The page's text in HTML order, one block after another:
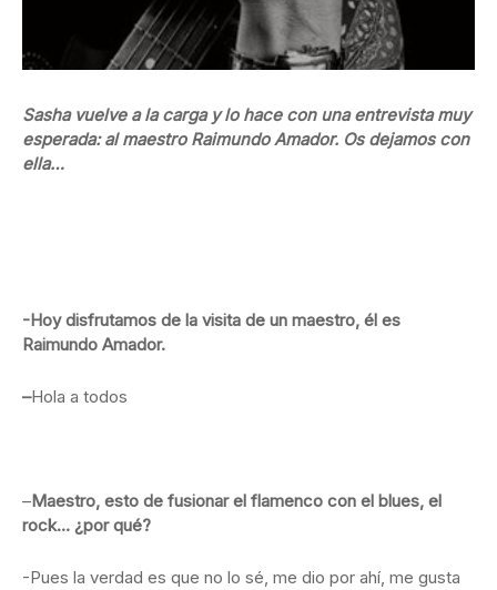
Sasha vuelve a la carga y lo hace con una entrevista muy
esperada: al maestro Raimundo Amador. Os dejamos con
ella…
-Hoy disfrutamos de la visita de un maestro, él es
Raimundo Amador.
–Hola a todos
–Maestro, esto de fusionar el flamenco con el blues, el
rock… ¿por qué?
-Pues la verdad es que no lo sé, me dio por ahí, me gusta